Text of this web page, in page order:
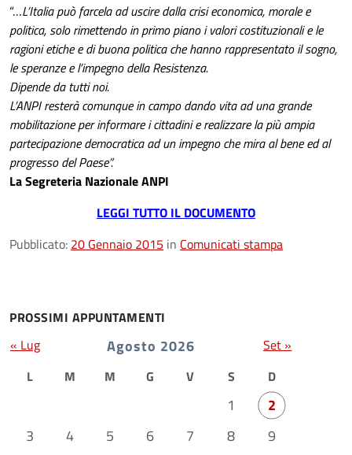
“…L’Italia può farcela ad uscire dalla crisi economica, morale e
politica, solo rimettendo in primo piano i valori costituzionali e le
ragioni etiche e di buona politica che hanno rappresentato il sogno,
le speranze e l’impegno della Resistenza.
Dipende da tutti noi.
L’ANPI resterà comunque in campo dando vita ad una grande
mobilitazione per informare i cittadini e realizzare la più ampia
partecipazione democratica ad un impegno che mira al bene ed al
progresso del Paese”.
La Segreteria Nazionale ANPI
LEGGI TUTTO IL DOCUMENTO
Pubblicato: 20 Gennaio 2015 in Comunicati stampa
PROSSIMI APPUNTAMENTI
Agosto 2026
L M M G V S D
1
2
3
4 5 6 7 8
9
« Lug Set »